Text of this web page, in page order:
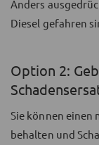
Anders
Diesel gefahren
Option 2:
Sie können einen
behalten und